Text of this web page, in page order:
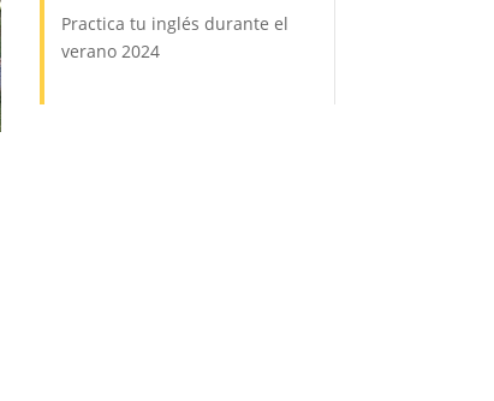
Practica tu inglés durante el
verano 2024